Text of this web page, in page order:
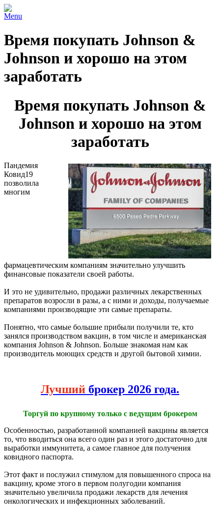
Menu
Время покупать Johnson &
Johnson и хорошо на этом
заработать
Время покупать Johnson &
Johnson и хорошо на этом
заработать
Пандемия
Ковид19
позволила
многим
фармацевтическим компаниям значительно улучшить
финансовые показатели своей работы.
И это не удивительно, продажи различных лекарственных
препаратов возросли в разы, а с ними и доходы, получаемые
компаниями производящие эти самые препараты.
Понятно, что самые большие прибыли получили те, кто
занялся производством вакцин, в том числе и американская
компания Johnson & Johnson. Больше знакомая нам как
производитель моющих средств и другой бытовой химии.
Лучший брокер 2026 года.
Торгуй по крупному только с ведущим брокером
Особенностью, разработанной компанией вакцины является
то, что вводиться она всего один раз и этого достаточно для
выработки иммунитета, а самое главное для получения
ковидного паспорта.
Этот факт и послужил стимулом для повышенного спроса на
вакцину, кроме этого в первом полугодии компания
значительно увеличила продажи лекарств для лечения
онкологических и инфекционных заболеваний.